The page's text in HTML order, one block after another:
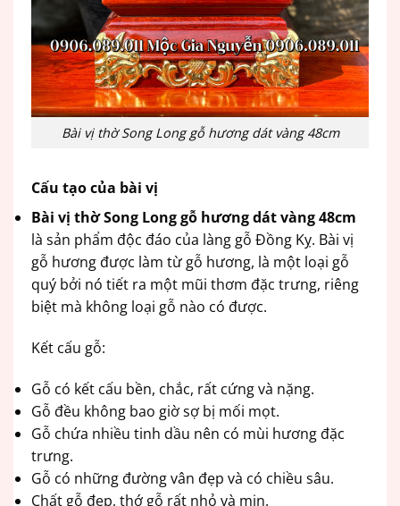
Bài vị thờ Song Long gỗ hương dát vàng 48cm
Cấu tạo của bài vị
Bài vị thờ Song Long gỗ hương dát vàng 48cm
là sản phẩm độc đáo của làng gỗ Đồng Kỵ. Bài vị
gỗ hương được làm từ gỗ hương, là một loại gỗ
quý bởi nó tiết ra một mũi thơm đặc trưng, riêng
biệt mà không loại gỗ nào có được.
Kết cấu gỗ:
Gỗ có kết cấu bền, chắc, rất cứng và nặng.
Gỗ đều không bao giờ sợ bị mối mọt.
Gỗ chứa nhiều tinh dầu nên có mùi hương đặc
trưng.
Gỗ có những đường vân đẹp và có chiều sâu.
Chất gỗ đẹp, thớ gỗ rất nhỏ và mịn.